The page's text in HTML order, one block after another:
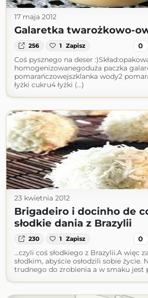
17 maja 2012
Galaretka twarożkowo-
256 1 Zapisz 0
Coś pysznego na deser
homogenizowanegoduża paczka
pomarańczowejszklanka wody2
łyżki cukru4 łyżki (...)
23 kwietnia 2012
Brigadeiro i docinho de
słodkie dania z Brazylii
230 1 Zapisz 0
...czyli coś słodkiego z Brazylii.A więc
słodkim, abyście osłodzili sobie życie.
trudnego do zrobienia a w smaku jest